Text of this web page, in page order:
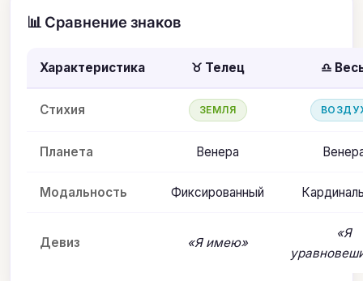
📊 Сравнение знаков
Характеристика ♉ Телец ♎
Стихия ЗЕМЛЯ
Планета Венера
Модальность Фиксированный
Девиз «Я имею»
«Я